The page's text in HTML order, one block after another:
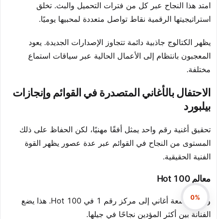
امتد هذا النجاح عبر كل من فترات التحميل والبث. تخلق
استراتيجيتها الرقمية نقاط تواصل متعددة لمحبيها يوميًا.
يظهر الكتالوج جاذبية دائمة تتجاوز الإصدارات الجديدة. يعود
المعجبون بانتظام إلى الأعمال الحالية عبر سياقات استماع
مختلفة.
الاحتفال بالأغاني المتصدرة في القوائم وإنجازات
بيلبورد
تحقيق أغنية رقم واحد يمثل أفقًا مهنيًا، لكن الحفاظ على ذلك
المستوى من النجاح في القوائم عبر عدة عصور يظهر القوة
الفنية الحقيقية.
معالم Hot 100
وصلت تسعة أغاني إلى مركز رقم 1 في Hot 100. هذا يضع
الفنانة بين أكثر المؤدين نجاحًا في جيلها.
0%